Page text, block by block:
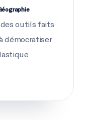
outils faits
démocratiser